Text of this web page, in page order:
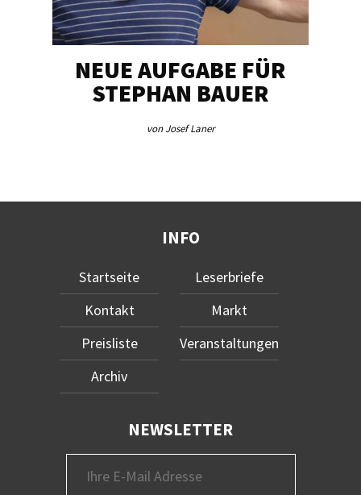
NEUE AUFGABE FÜR
STEPHAN BAUER
von Josef Laner
INFO
Startseite
Kontakt
Preisliste
Archiv
Leserbriefe
Markt
Veranstaltungen
NEWSLETTER